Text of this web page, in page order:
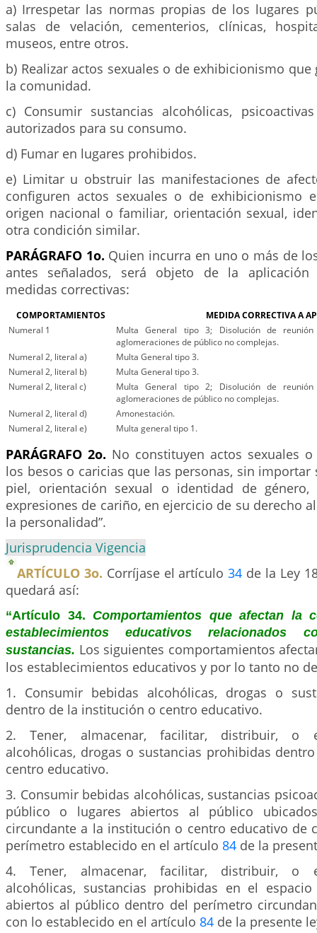
a) Irrespetar las normas propias de los lugares
salas de velación, cementerios, clínicas,
museos, entre otros.
b) Realizar actos sexuales o de exhibicionismo
la comunidad.
c) Consumir sustancias alcohólicas,
autorizados para su consumo.
d) Fumar en lugares prohibidos.
e) Limitar u obstruir las manifestaciones de
configuren actos sexuales o de exhibicionismo
origen nacional o familiar, orientación sexual,
otra condición similar.
PARÁGRAFO 1o. Quien incurra en uno o más de
antes señalados, será objeto de la
medidas correctivas:
COMPORTAMIENTOS
MEDIDA CORRECTIVA A
Numeral 1
Multa General tipo 3; Disolución de
aglomeraciones de público no complejas.
Numeral 2, literal a)
Multa General tipo 3.
Numeral 2, literal b)
Multa General tipo 3.
Numeral 2, literal c)
Multa General tipo 2; Disolución de
aglomeraciones de público no complejas.
Numeral 2, literal d)
Amonestación.
Numeral 2, literal e)
Multa general tipo 1.
PARÁGRAFO 2o. No constituyen actos sexuales
los besos o caricias que las personas, sin importar
piel, orientación sexual o identidad de género,
expresiones de cariño, en ejercicio de su derecho
la personalidad”.
Jurisprudencia Vigencia
ARTÍCULO 3o. Corríjase el artículo34 de la Ley
quedará así:
“Artículo 34. Comportamientos que afectan la
establecimientos educativos relacionados
sustancias. Los siguientes comportamientos
los establecimientos educativos y por lo tanto no
1. Consumir bebidas alcohólicas, drogas o
dentro de la institución o centro educativo.
2. Tener, almacenar, facilitar, distribuir, o
alcohólicas, drogas o sustancias prohibidas
centro educativo.
3. Consumir bebidas alcohólicas, sustancias
público o lugares abiertos al público
circundante a la institución o centro educativo de
perímetro establecido en el artículo 84 de la
4. Tener, almacenar, facilitar, distribuir, o
alcohólicas, sustancias prohibidas en el
abiertos al público dentro del perímetro
con lo establecido en el artículo 84 de la presente